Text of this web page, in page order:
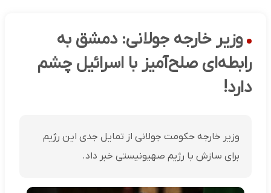
وزیر خارجه جولانی: دمشق به
رابطه‌ای صلح‌آمیز با اسرائیل چشم
دارد!
وزیر خارجه حکومت جولانی از تمایل جدی این رژیم
برای سازش با رژیم صهیونیستی خبر داد.